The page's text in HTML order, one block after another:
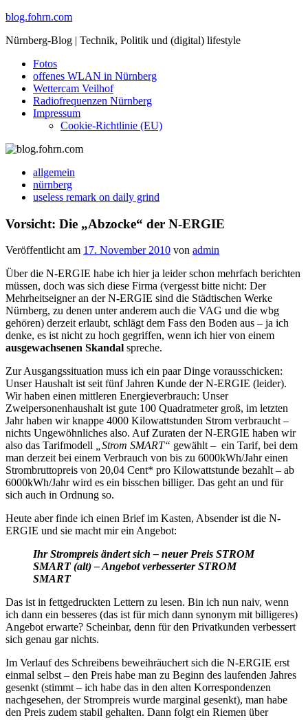
Skip
content
blog.fohrn.com
Nürnberg-Blog | Technik, Politik und (digital) lifestyle
Fotos
offenes WLAN in Nürnberg
Wettercam Veilhof
Radiofrequenzen Nürnberg
Impressum
Cookie-Richtlinie (EU)
allgemein
nürnberg
useless remark on daily grind
Vorsicht: Die „Abzocke“ der N-ERGIE
Veröffentlicht am 17. November 2010 von admin
Über die N-ERGIE habe ich hier ja leider schon mehrfach berichten
müssen, doch was sich diese Firma (vergesst bitte nicht: Der
Mehrheitseigner an der N-ERGIE sind die Städtischen Werke
Nürnberg, zu denen unter anderem auch die VAG und die wbg
gehören) derzeit erlaubt, schlägt dem Fass den Boden aus – ja ich
denke, es ist nicht zu hoch gegriffen, wenn ich hier von einem
ausgewachsenen Skandal spreche.
Zur Ausgangssituation muss ich ein paar Dinge vorausschicken:
Unser Haushalt ist seit fünf Jahren Kunde der N-ERGIE (leider).
Wir haben einen mittleren Energieverbrauch: Unser
Zweipersonenhaushalt ist gute 100 Quadratmeter groß, im letzten
Jahr haben wir knappe 4000 Kilowattstunden Strom verbraucht –
nichts Ungewöhnliches also. Auf Zuraten der N-ERGIE haben wir
also das Tarifmodell „Strom SMART“ gewählt – ein Tarif, bei dem
man derzeit bei einem Verbrauch von bis zu 6000kWh/Jahr einen
Strombruttopreis von 20,04 Cent* pro Kilowattstunde bezahlt – ab
6000kWh/Jahr wird es ein bisschen billiger. Das geht an und für
sich auch in Ordnung so.
Heute aber finde ich einen Brief im Kasten, Absender ist die N-
ERGIE und sie macht mir ein Angebot:
Ihr Strompreis ändert sich – neuer Preis STROM
SMART (alt) – Angebot verbesserter STROM
SMART
Das ist in fettgedruckten Lettern zu lesen. Bin ich nun naiv, wenn
ich dann ein besseres (das ist für mich dann synonym mit billigeres)
Angebot erwarte? Scheinbar, denn für den Privatkunden verbessert
sich genau gar nichts.
Im Verlauf des Schreibens beweihräuchert sich die N-ERGIE erst
einmal selbst – den Preis habe man zu Beginn des laufenden Jahres
gesenkt (stimmt – ich habe das in den alten Korrespondenzen
nachgesehen, der Strompreis wurde marginal gesenkt), man habe
den Preis zudem stabil gehalten. Dann folgt ein Riemen über